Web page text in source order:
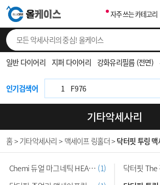
자주 쓰는 카테고리
일반 다이어리 지퍼 다이어리 강화유리필름 (전면)
인기검색어
1 8
1
F971
1
F976
1 A175
1
S931
971
기타악세사리
홈 > 기타악세사리 > 맥세이프 링홀더 >닥터핏 투링
Chemi 듀얼 마그네틱 HEA-TS50링홀더 (1)